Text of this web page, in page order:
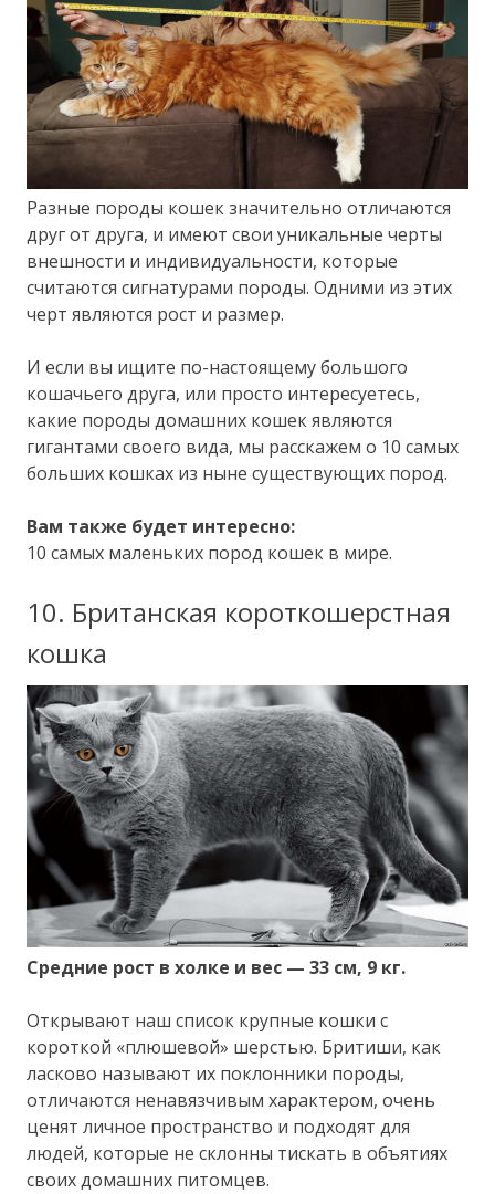
Разные породы кошек значительно отличаются
друг от друга, и имеют свои уникальные черты
внешности и индивидуальности, которые
считаются сигнатурами породы. Одними из этих
черт являются рост и размер.
И если вы ищите по-настоящему большого
кошачьего друга, или просто интересуетесь,
какие породы домашних кошек являются
гигантами своего вида, мы расскажем о 10 самых
больших кошках из ныне существующих пород.
Вам также будет интересно:
10 самых маленьких пород кошек в мире.
10. Британская короткошерстная
кошка
Средние рост в холке и вес — 33 см, 9 кг.
Открывают наш список крупные кошки с
короткой «плюшевой» шерстью. Бритиши, как
ласково называют их поклонники породы,
отличаются ненавязчивым характером, очень
ценят личное пространство и подходят для
людей, которые не склонны тискать в объятиях
своих домашних питомцев.